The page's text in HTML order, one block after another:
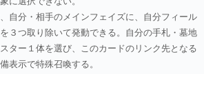
自分・相手のメインフェイズに、自分フィール
３つ取り除いて発動できる。自分の手札・墓地
ター１体を選び、このカードのリンク先となる
表示で特殊召喚する。